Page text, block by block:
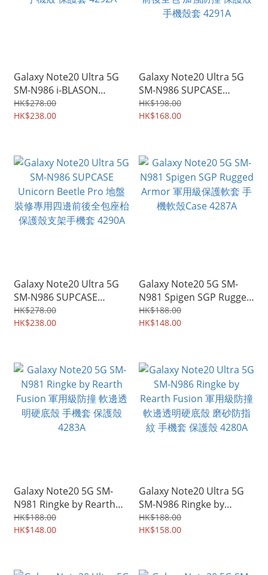
Galaxy Note20 Ultra 5G
SM-N986 i-BLASON
COSMO 前後全方位保護殼
手機殼 保護套 4292A
HK$278.00
HK$238.00
Galaxy Note20 Ultra 5G
SM-N986 SUPCASE
Unicorn Beetle EXO Pro
前後全包 加強防撞 保護殼
HK$198.00
HK$168.00
Galaxy Note20 Ultra 5G
SM-N986 SUPCASE
Unicorn Beetle Pro 地盤
裝修專用四邊前後全包座枱
HK$278.00
HK$238.00
Galaxy Note20 5G SM-
N981 Spigen SGP Rugged
Armor 軍用級保護軟套 手
機軟殼Case 4287A
HK$188.00
HK$148.00
Galaxy Note20 5G SM-
N981 Ringke by Rearth
Fusion 軍用級防撞 軟邊透
明硬底殼 手機套 保護殼
HK$188.00
HK$148.00
Galaxy Note20 Ultra 5G
SM-N986 Ringke by
Rearth Fusion 軍用級防撞
軟邊透明硬底殼 磨砂防指
HK$188.00
HK$158.00